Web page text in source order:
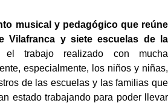
musical y pedagógico que reúne
Vilafranca y siete escuelas de la
el trabajo realizado con mucha
especialmente, los niños y niñas,
de las escuelas y las familias que
estado trabajando para poder llevar